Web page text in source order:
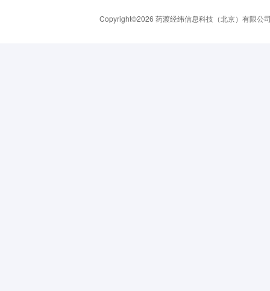
Copyright©2026 药渡经纬信息科技（北京）有限公